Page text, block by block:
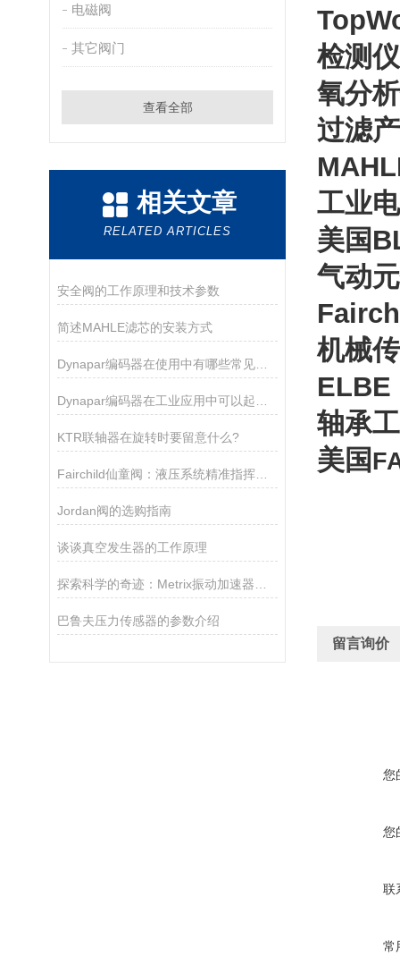
电磁阀
其它阀门
查看全部
相关文章
RELATED ARTICLES
安全阀的工作原理和技术参数
简述MAHLE滤芯的安装方式
Dynapar编码器在使用中有哪些常见的故障？
KTR联轴器在旋转时要留意什么?
Fairchild仙童阀：液压系统精准指挥家的秘密
Jordan阀的选购指南
谈谈真空发生器的工作原理
巴鲁夫压力传感器的参数介绍
检测
氧分
过滤
工业
美国
气动
机械
ELBE
轴承
美国
留言询价
您
您
联
常